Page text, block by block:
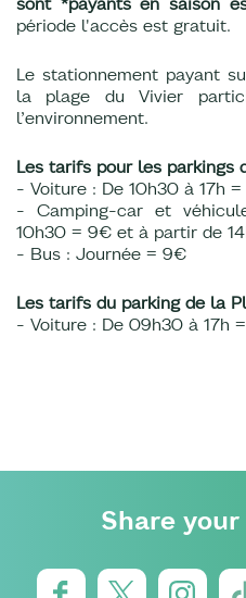
période l'accès est gratuit.
Le stationnement payant
la plage du Vivier
l’environnement.
Les tarifs pour les parkings
- Voiture : De 10h30 à 17h
- Camping-car et
10h30 = 9€ et à partir de
- Bus : Journée = 9€
Les tarifs du parking de la
- Voiture : De 09h30 à 17h
Share